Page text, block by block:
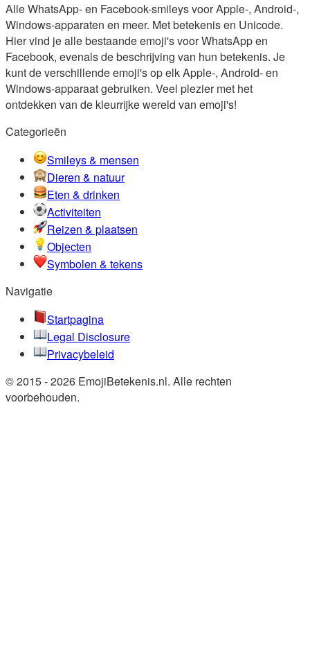
Alle WhatsApp- en Facebook-smileys voor Apple-, Android-,
Windows-apparaten en meer. Met betekenis en Unicode.
Hier vind je alle bestaande emoji's voor WhatsApp en
Facebook, evenals de beschrijving van hun betekenis. Je
kunt de verschillende emoji's op elk Apple-, Android- en
Windows-apparaat gebruiken. Veel plezier met het
ontdekken van de kleurrijke wereld van emoji's!
Categorieën
Smileys & mensen
Dieren & natuur
Eten & drinken
Activiteiten
Reizen & plaatsen
Objecten
Symbolen & tekens
Navigatie
Startpagina
Legal Disclosure
Privacybeleid
© 2015 - 2026 EmojiBetekenis.nl. Alle rechten
voorbehouden.